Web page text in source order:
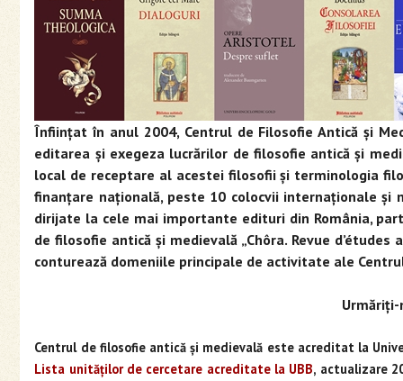
Înfiinţat în anul 2004, Centrul de Filosofie Antică şi
editarea şi exegeza lucrărilor de filosofie antică şi
local de receptare al acestei filosofii şi terminologia
finanţare naţională, peste 10 colocvii internaţionale
dirijate la cele mai importante edituri din România,
de filosofie antică şi medievală „Chôra. Revue
conturează domeniile principale de activitate ale
Centrul de filosofie antică şi medievală este acreditat la
Lista unităţilor de cercetare acreditate la UBB, actualizare